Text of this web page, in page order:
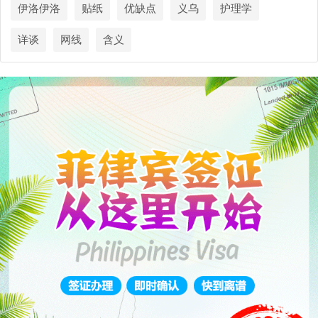
伊洛伊洛 贴纸 优缺点 义乌 护理学
详谈 网线 含义